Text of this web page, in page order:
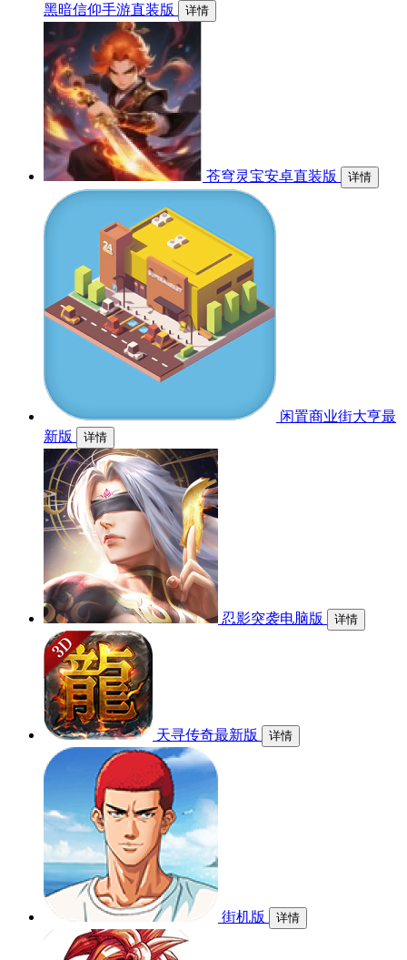
黑暗信仰手游直装版 详情
苍穹灵宝安卓直装版 详情
闲置商业街大亨最
新版
详情
忍影突袭电脑版 详情
天寻传奇最新版 详情
街机版 详情